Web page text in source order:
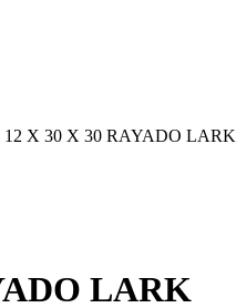
X 30 X 30 RAYADO LARK
LARK